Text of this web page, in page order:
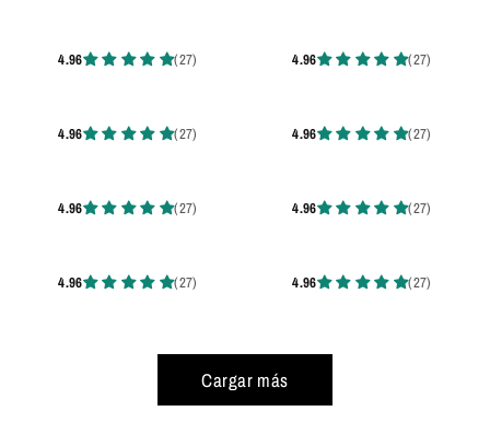
Cargar más